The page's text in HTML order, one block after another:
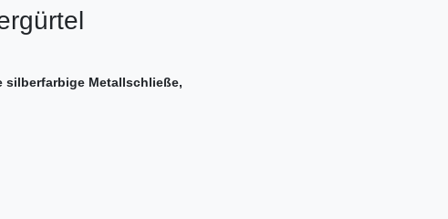
silberfarbige Metallschließe,